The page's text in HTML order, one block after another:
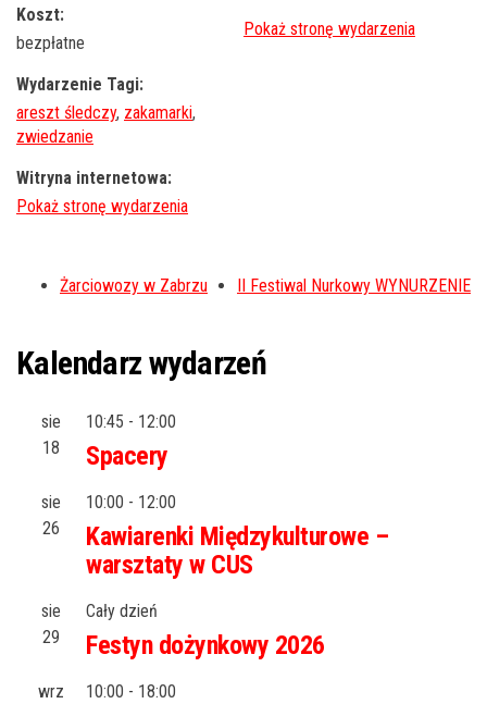
Koszt:
bezpłatne
Wydarzenie Tagi:
areszt śledczy, zakamarki,
zwiedzanie
Witryna internetowa:
Żarciowozy w Zabrzu II Festiwal Nurkowy WYNURZENIE
Kalendarz wydarzeń
sie
18
10:45 - 12:00
Spacery
sie
26
10:00 - 12:00
Kawiarenki Międzykulturowe –
warsztaty w CUS
sie
29
Cały dzień
Festyn dożynkowy 2026
wrz
10:00 - 18:00